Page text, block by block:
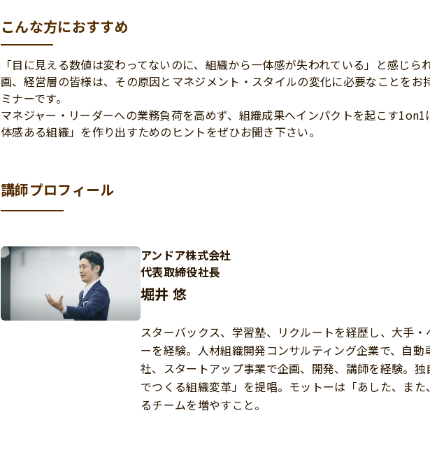
こんな方におすすめ
「目に見える数値は変わってないのに、組織から一体感が失われている」と感じら
画、経営層の皆様は、その原因とマネジメント・スタイルの変化に必要なことをお
ミナーです。
マネジャー・リーダーへの業務負荷を高めず、組織成果へインパクトを起こす
体感ある組織」を作り出すためのヒントをぜひお聞き下さい。
講師プロフィール
アンドア株式会社
代表取締役社長
堀井 悠
スターバックス、学習塾、リクルートを経歴し、大手
ーを経験。人材組織開発コンサルティング企業で、自
社、スタートアップ事業で企画、開発、講師を経験。
でつくる組織変革」を提唱。モットーは「あした、ま
るチームを増やすこと。